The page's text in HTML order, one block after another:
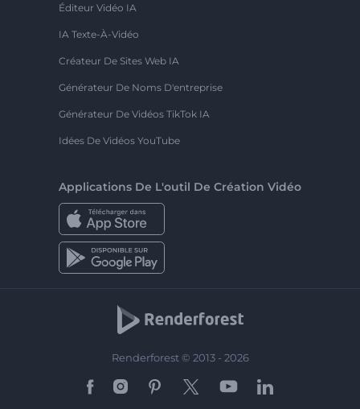
Éditeur Vidéo IA
IA Texte-À-Vidéo
Créateur De Sites Web IA
Générateur De Noms D'entreprise
Générateur De Vidéos TikTok IA
Idées De Vidéos YouTube
Applications De L'outil De Création Vidéo
Renderforest © 2013 - 2026